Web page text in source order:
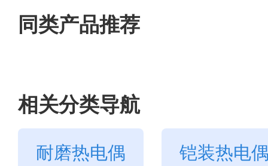
同类产品推荐
相关分类导航
耐磨热电偶 铠装热电